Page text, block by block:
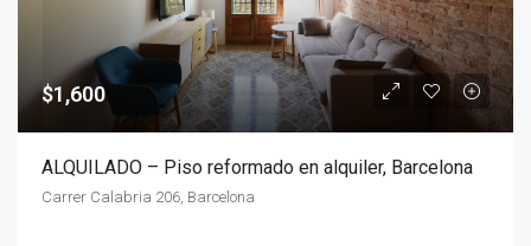
$1,600
ALQUILADO – Piso reformado en alquiler, Barcelona
Carrer Calabria 206, Barcelona